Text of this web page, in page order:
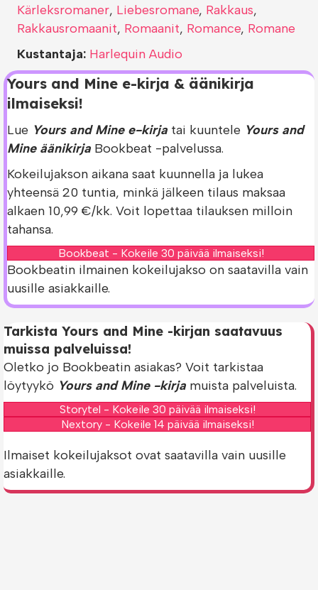
Yours and Mine e-kirja & äänikirja
ilmaiseksi!
Lue Yours and Mine e-kirja tai kuuntele Yours and
Mine äänikirja Bookbeat -palvelussa.
Kokeilujakson aikana saat kuunnella ja lukea
yhteensä 20 tuntia, minkä jälkeen tilaus maksaa
alkaen 10,99 €/kk. Voit lopettaa tilauksen milloin
tahansa.
Bookbeat - Kokeile 30 päivää ilmaiseksi!
Bookbeatin ilmainen kokeilujakso on saatavilla vain
uusille asiakkaille.
Kärleksromaner, Liebesromane, Rakkaus,
Rakkausromaanit, Romaanit, Romance, Romane
Kustantaja: Harlequin Audio
Tarkista Yours and Mine -kirjan saatavuus
muissa palveluissa!
Oletko jo Bookbeatin asiakas? Voit tarkistaa
löytyykö Yours and Mine -kirja muista palveluista.
Storytel - Kokeile 30 päivää ilmaiseksi!
Nextory - Kokeile 14 päivää ilmaiseksi!
Ilmaiset kokeilujaksot ovat saatavilla vain uusille
asiakkaille.